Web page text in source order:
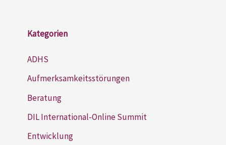
Kategorien
ADHS
Aufmerksamkeitsstörungen
Beratung
DIL International-Online Summit
Entwicklung